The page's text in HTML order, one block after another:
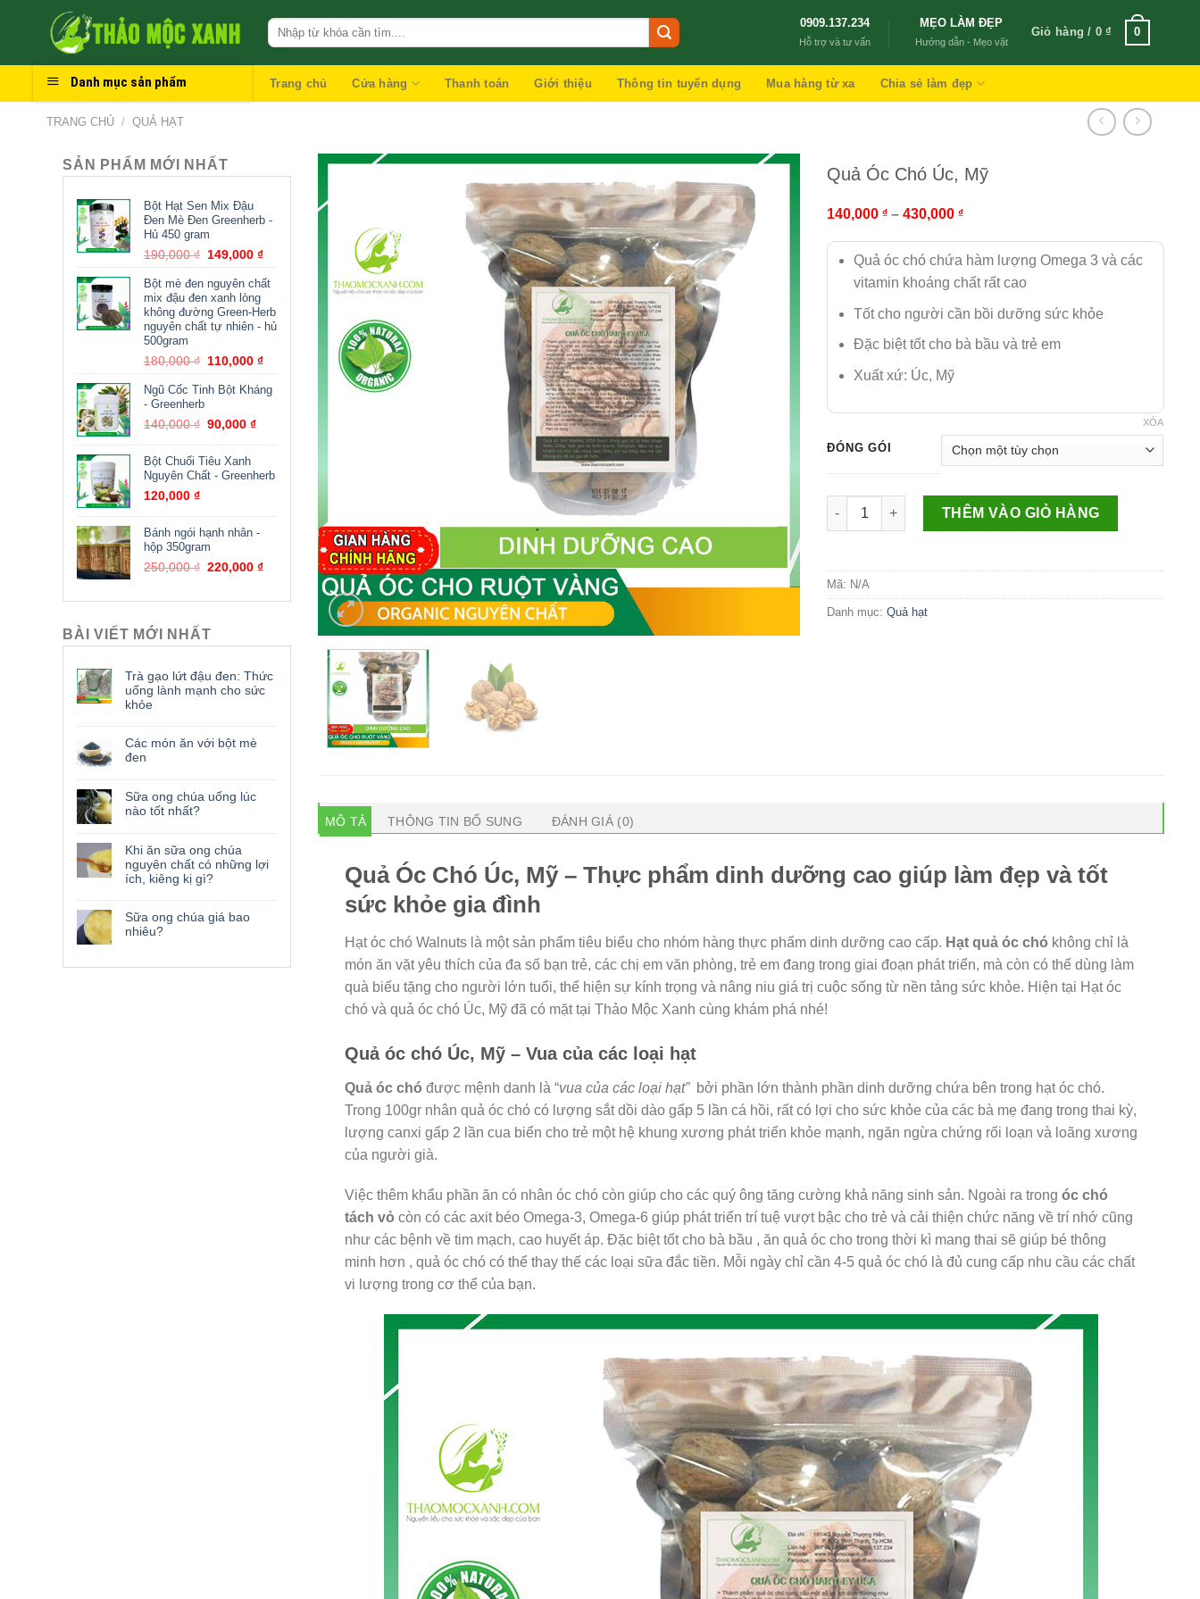
0909.137.234
Hỗ trợ và tư vấn
MẸO LÀM ĐẸP
Hướng dẫn - Mẹo vặt
Giỏ hàng / 0₫ 0
Danh mục sản phẩm Trang chủ Cửa hàng Thanh toán Giới thiệu Thông tin tuyển dụng Mua hàng từ xa Chia sẻ làm đẹp
TRANG CHỦ / QUẢ HẠT
SẢN PHẨM MỚI NHẤT
Bột Hạt Sen Mix Đậu
Đen Mè Đen Greenherb -
Hủ 450 gram
190,000₫ 149,000₫
Bột mè đen nguyên chất
mix đậu đen xanh lòng
không đường Green-Herb
nguyên chất tự nhiên - hủ
500gram
180,000₫ 110,000₫
Ngũ Cốc Tinh Bột Kháng
- Greenherb
140,000₫ 90,000₫
Bột Chuối Tiêu Xanh
Nguyên Chất - Greenherb
120,000 ₫
Bánh ngói hạnh nhân -
hộp 350gram
250,000₫ 220,000₫
BÀI VIẾT MỚI NHẤT
Trà gạo lứt đậu đen: Thức
uống lành mạnh cho sức
khỏe
Các món ăn với bột mè
đen
Sữa ong chúa uống lúc
nào tốt nhất?
Khi ăn sữa ong chúa
nguyên chất có những lợi
ích, kiêng kị gì?
Sữa ong chúa giá bao
nhiêu?
Quả Óc Chó Úc, Mỹ
140,000₫ –430,000₫
Quả óc chó chứa hàm lượng Omega 3 và các
vitamin khoáng chất rất cao
Tốt cho người cần bồi dưỡng sức khỏe
Đặc biệt tốt cho bà bầu và trẻ em
Xuất xứ: Úc, Mỹ
ĐÓNG GÓI
XÓA
Số lượng
THÊM VÀO GIỎ HÀNG
Mã: N/A
Danh mục:Quả hạt
MÔ TẢ THÔNG TIN BỔ SUNG ĐÁNH GIÁ (0)
Quả Óc Chó Úc, Mỹ – Thực phẩm dinh dưỡng cao giúp làm đẹp và tốt
sức khỏe gia đình
Hạt óc chó Walnuts là một sản phẩm tiêu biểu cho nhóm hàng thực phẩm dinh dưỡng cao cấp. Hạt quả óc chó không chỉ là
món ăn vặt yêu thích của đa số bạn trẻ, các chị em văn phòng, trẻ em đang trong giai đoạn phát triển, mà còn có thể dùng làm
quà biếu tặng cho người lớn tuổi, thể hiện sự kính trọng và nâng niu giá trị cuộc sống từ nền tảng sức khỏe. Hiện tại Hạt óc
chó và quả óc chó Úc, Mỹ đã có mặt tại Thảo Mộc Xanh cùng khám phá nhé!
Quả óc chó Úc, Mỹ – Vua của các loại hạt
Quả óc chó được mệnh danh là “vua của các loại hạt” bởi phần lớn thành phần dinh dưỡng chứa bên trong hạt óc chó.
Trong 100gr nhân quả óc chó có lượng sắt dồi dào gấp 5 lần cá hồi, rất có lợi cho sức khỏe của các bà mẹ đang trong thai kỳ,
lượng canxi gấp 2 lần cua biển cho trẻ một hệ khung xương phát triển khỏe mạnh, ngăn ngừa chứng rối loạn và loãng xương
của người già.
Việc thêm khẩu phần ăn có nhân óc chó còn giúp cho các quý ông tăng cường khả năng sinh sản. Ngoài ra trong óc chó
tách vỏ còn có các axit béo Omega-3, Omega-6 giúp phát triển trí tuệ vượt bậc cho trẻ và cải thiện chức năng về trí nhớ cũng
như các bệnh về tim mạch, cao huyết áp. Đặc biệt tốt cho bà bầu , ăn quả óc cho trong thời kì mang thai sẽ giúp bé thông
minh hơn , quả óc chó có thể thay thế các loại sữa đắc tiền. Mỗi ngày chỉ cần 4-5 quả óc chó là đủ cung cấp nhu cầu các chất
vi lượng trong cơ thể của bạn.